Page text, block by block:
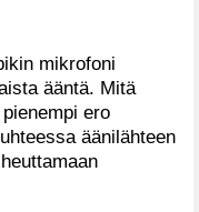
mikrofoni
ääntä. Mitä
ero
äänilähteen